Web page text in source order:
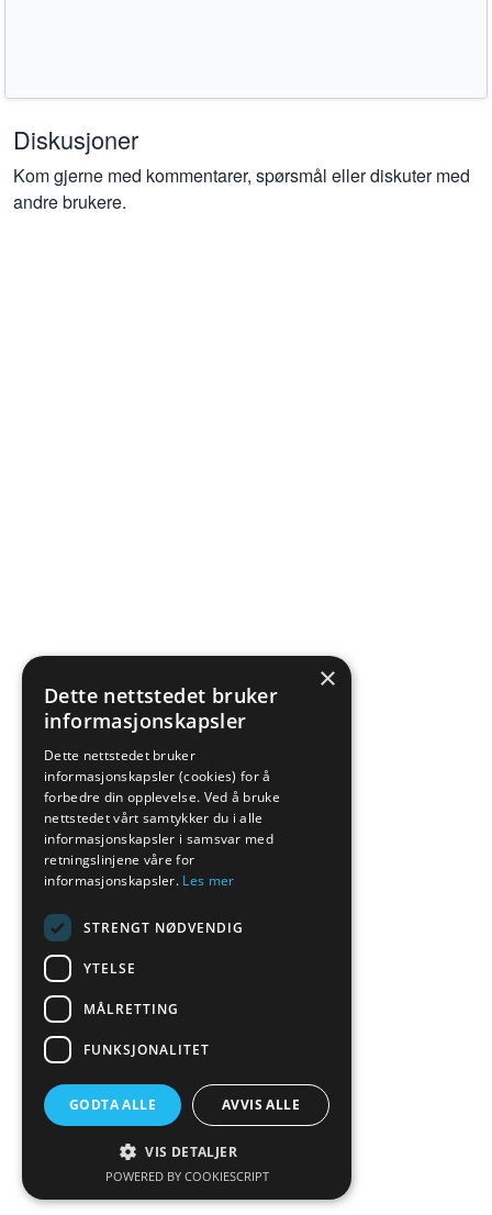
Diskusjoner
Kom gjerne med kommentarer, spørsmål eller diskuter med
andre brukere.
×
Dette nettstedet bruker
informasjonskapsler
Dette nettstedet bruker
informasjonskapsler (cookies) for å
forbedre din opplevelse. Ved å bruke
nettstedet vårt samtykker du i alle
informasjonskapsler i samsvar med
retningslinjene våre for
informasjonskapsler. Les mer
STRENGT NØDVENDIG
YTELSE
MÅLRETTING
FUNKSJONALITET
GODTA ALLE AVVIS ALLE
VIS DETALJER
POWERED BY COOKIESCRIPT